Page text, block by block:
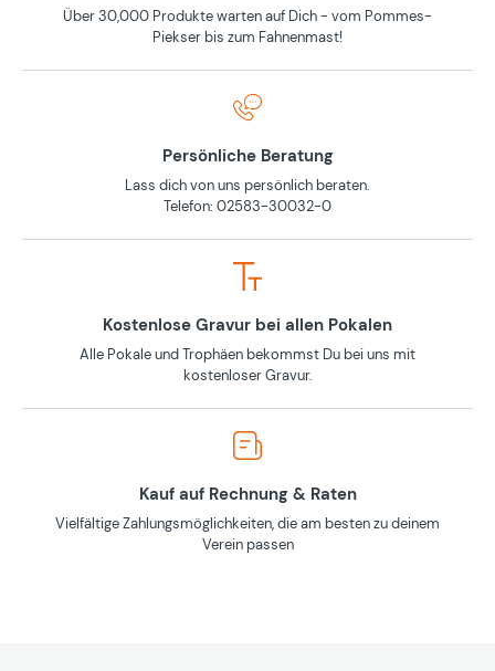
Über 30,000 Produkte warten auf Dich - vom Pommes-
Piekser bis zum Fahnenmast!
Persönliche Beratung
Lass dich von uns persönlich beraten.
Telefon: 02583-30032-0
Kostenlose Gravur bei allen Pokalen
Alle Pokale und Trophäen bekommst Du bei uns mit
kostenloser Gravur.
Kauf auf Rechnung & Raten
Vielfältige Zahlungsmöglichkeiten, die am besten zu deinem
Verein passen